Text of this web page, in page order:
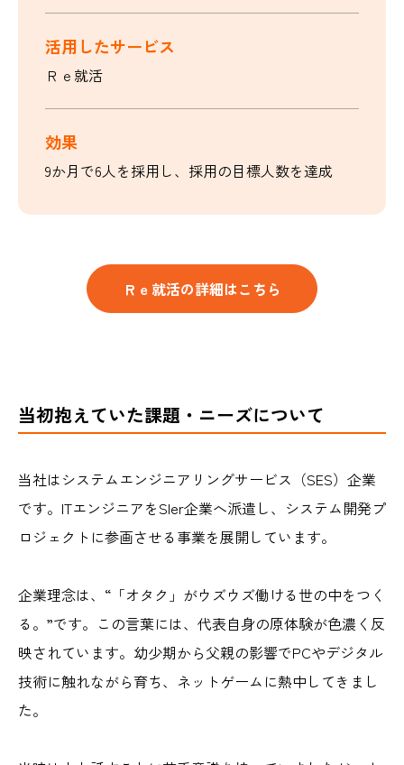
活用したサービス
Ｒｅ就活
効果
9か月で6人を採用し、採用の目標人数を達成
Ｒｅ就活の詳細はこちら
当初抱えていた課題・ニーズについて
当社はシステムエンジニアリングサービス（SES）企業
です。ITエンジニアをSIer企業へ派遣し、システム開発プ
ロジェクトに参画させる事業を展開しています。
企業理念は、“「オタク」がウズウズ働ける世の中をつく
る。”です。この言葉には、代表自身の原体験が色濃く反
映されています。幼少期から父親の影響でPCやデジタル
技術に触れながら育ち、ネットゲームに熱中してきまし
た。